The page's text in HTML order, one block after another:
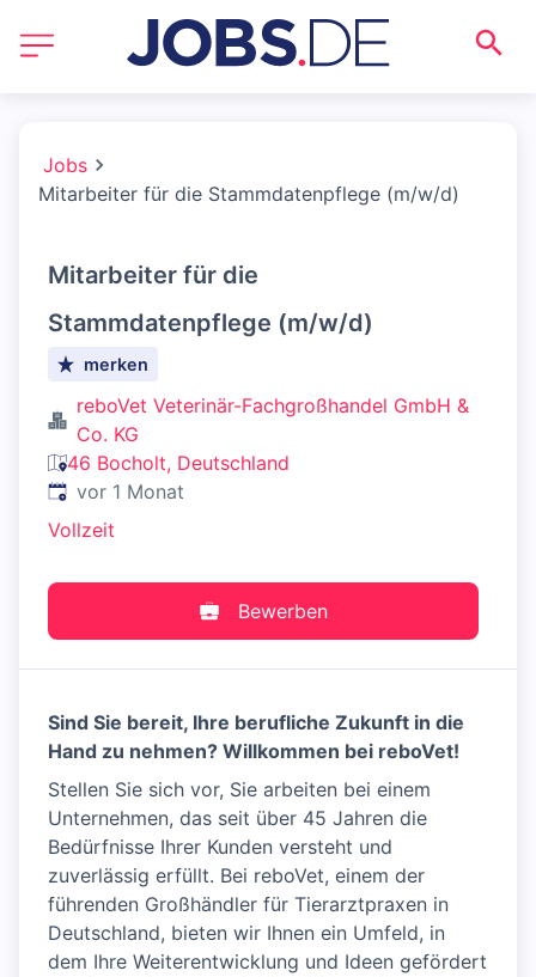
Jobs
Mitarbeiter für die Stammdatenpflege (m/w/d)
Mitarbeiter für die
Stammdatenpflege (m/w/d)
merken
reboVet Veterinär-Fachgroßhandel GmbH &
Co. KG
46 Bocholt, Deutschland
Veröffentlicht:
vor 1 Monat
Vollzeit
Bewerben
Sind Sie bereit, Ihre berufliche Zukunft in die
Hand zu nehmen? Willkommen bei reboVet!
Stellen Sie sich vor, Sie arbeiten bei einem
Unternehmen, das seit über 45 Jahren die
Bedürfnisse Ihrer Kunden versteht und
zuverlässig erfüllt. Bei reboVet, einem der
führenden Großhändler für Tierarztpraxen in
Deutschland, bieten wir Ihnen ein Umfeld, in
dem Ihre Weiterentwicklung und Ideen gefördert